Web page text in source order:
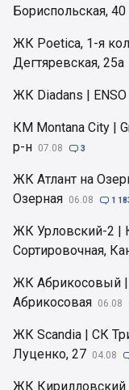
Бориспольская, 40
ЖК Poetica, 1-я
Дегтяревская, 25а
ЖК Diadans |
КМ Montana City |
р-н 07.08  3
ЖК Атлант на
Озерная 06.08  1
ЖК Урловский-2 |
Сортировочная,
ЖК Абрикосовый |
Абрикосовая 06.08
ЖК Scandia | СК
Луценко, 27 04.08
ЖК Кирилловский